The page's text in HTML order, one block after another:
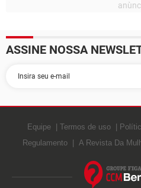
ASSINE NOSSA
Equipe Termos de uso
Regulamento
A Revista Da